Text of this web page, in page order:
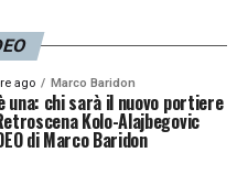
ammessa in C
di organico nel
secondo le
all’uopo fissate»,
ago Marco Baridon
una: chi sarà il nuovo portiere
Kolo-Alajbegovic
di Marco Baridon